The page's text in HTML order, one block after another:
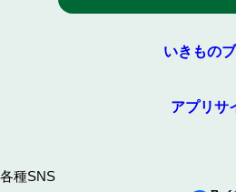
いきもの
アプリサ
各種SNS